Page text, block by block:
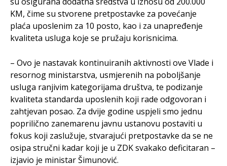
KM, čime su stvorene pretpostavke za povećanje
plaća uposlenim za 10 posto, kao i za unapređenje
kvaliteta usluga koje se pružaju korisnicima.
– Ovo je nastavak kontinuiranih aktivnosti ove Vlade i
resornog ministarstva, usmjerenih na poboljšanje
usluga ranjivim kategorijama društva, te podizanje
kvaliteta standarda uposlenih koji rade odgovoran i
zahtjevan posao. Za dvije godine uspjeli smo jednu
poprilično zanemarenu javnu ustanovu postaviti u
fokus koji zaslužuje, stvarajući pretpostavke da se ne
osipa stručni kadar koji je u ZDK svakako deficitaran –
izjavio je ministar Šimunović.